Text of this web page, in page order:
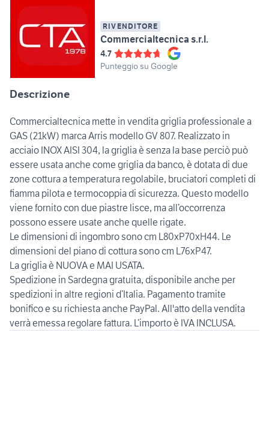
RIVENDITORE
Commercialtecnica s.r.l.
4.7
Punteggio su Google
Descrizione
Commercialtecnica mette in vendita griglia professionale a
GAS (21kW) marca Arris modello GV 807. Realizzato in
acciaio INOX AISI 304, la griglia è senza la base perciò può
essere usata anche come griglia da banco, è dotata di due
zone cottura a temperatura regolabile, bruciatori completi di
fiamma pilota e termocoppia di sicurezza. Questo modello
viene fornito con due piastre lisce, ma all’occorrenza
possono essere usate anche quelle rigate.
Le dimensioni di ingombro sono cm L80xP70xH44. Le
dimensioni del piano di cottura sono cm L76xP47.
La griglia è NUOVA e MAI USATA.
Spedizione in Sardegna gratuita, disponibile anche per
spedizioni in altre regioni d’Italia. Pagamento tramite
bonifico e su richiesta anche PayPal. All'atto della vendita
verrà emessa regolare fattura. L’importo è IVA INCLUSA.